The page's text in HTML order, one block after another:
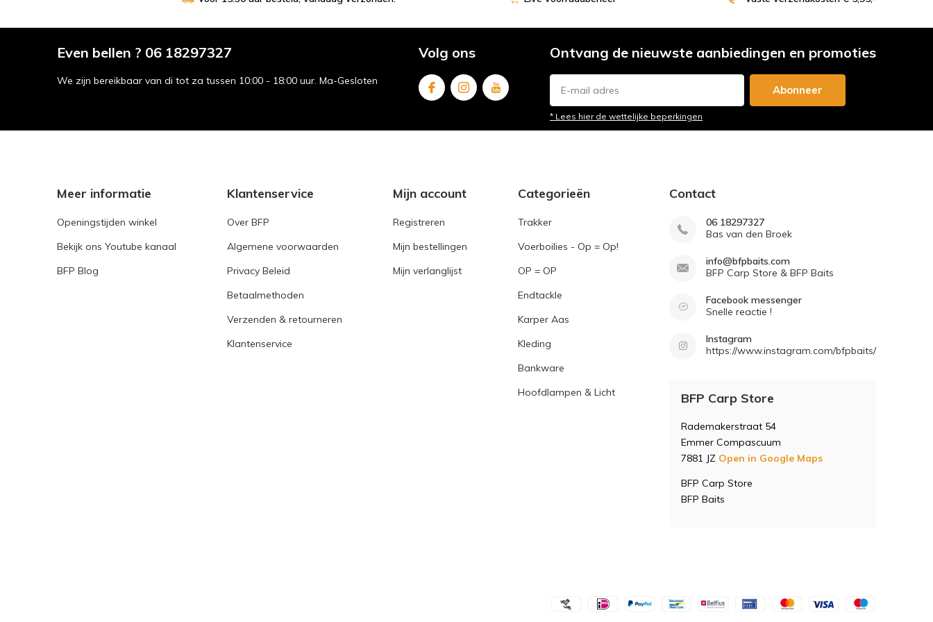
Even bellen ? 06 18297327
We zijn bereikbaar van di tot za tussen 10:00 - 18:00 uur. Ma-Gesloten
Volg ons Ontvang de nieuwste aanbiedingen en promoties
Abonneer
* Lees hier de wettelijke beperkingen
Meer informatie
Openingstijden winkel
Bekijk ons Youtube kanaal
BFP Blog
Klantenservice
Over BFP
Algemene voorwaarden
Privacy Beleid
Betaalmethoden
Verzenden & retourneren
Klantenservice
Mijn account
Registreren
Mijn bestellingen
Mijn verlanglijst
Categorieën
Trakker
Voerboilies - Op = Op!
OP = OP
Endtackle
Karper Aas
Kleding
Bankware
Hoofdlampen & Licht
Contact
06 18297327
Bas van den Broek
info@bfpbaits.com
BFP Carp Store & BFP Baits
Facebook messenger
Snelle reactie !
Instagram
https://www.instagram.com/bfpbaits/
BFP Carp Store
Rademakerstraat 54
Emmer Compascuum
7881 JZ Open in Google Maps
BFP Carp Store
BFP Baits